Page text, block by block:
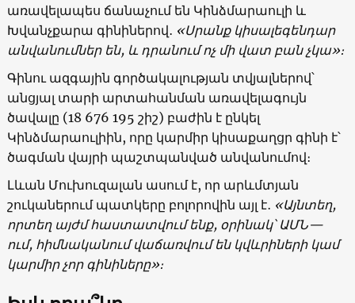
առավելապես ճանաչում են Կինձմարաուլի և
Խվանչքարա գինիներով․ «Սրանք կիսալեգենդար
անվանումներ են, և դրանում ոչ մի վատ բան չկա»։
Գինու ազգային գործակալության տվյալներով՝
անցյալ տարի արտահանման առավելագույն
ծավալը (18 676 195 շիշ) բաժին է ընկել
Կինձմարաուլիին, որը կարմիր կիսաքաղցր գինի է՝
ծագման վայրի պաշտպանված անվանումով։
Լևան Մուխուզալան ասում է, որ արևմտյան
շուկաներում պատկերը բոլորովին այլ է․ «Այնտեղ,
որտեղ այժմ հաստատվում ենք, օրինակ՝ ԱՄՆ—
ում, հիմնականում վաճառվում են կվևրիների կամ
կարմիր չոր գինիները»։